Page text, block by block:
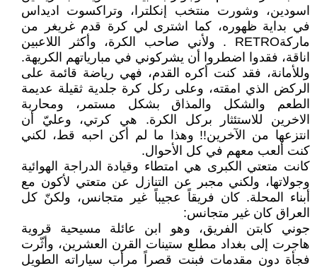
اسودين، وشورت منتخب إنكلترا، وتراكسوت اديداس
في بداية ظهوره، كما اشترى لي كرة قدم غريغر من
ماركةRETRO . ولأني صاحب الكرة، وأكثر اللاعبين
اناقة، فقدوا اضطروا أن يشركوني في مبارياتهم الكريهة.
وللأمانة، فقد كنت أكره القدم، فهي رياضة قائمة على
الركض الذي امقته، وعلى ركل كرة جلدية ثقيلة عديمة
الطعم والشكل والمذاق بشكل مستمر، ومحاربة
الاخرين للاستئثار بركل الكرة. هي كرتي، وعليّ أن
انتزعها من الآخرين!! وهذا ما لم أكن احبه قط، لكني
كنت ألعب معهم في كل الأحوال.
كانت متعتي الكبرى هي امتطاء وقيادة الدراجة الهوائية
وجولاتها، ولكني مجبر عن التنازل عن متعتي لأكون مع
أبناء المحلة. كان فريقاً عجيباً غير متجانس، ولكنّ كل
العراق كان غير متجانس:
جوني كابتن الفريق، وهو ابن عائلة مسيحية قروية
هاجرت إلى بغداد مطلع ستينات القرن العشرين، وأثّرت
فجأة دون مقدمات فبنت قصراً مرأب سياراته الطويل